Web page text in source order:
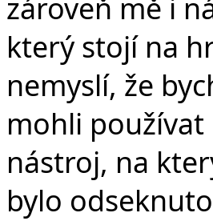
zároveň mě i
který stojí na
nemyslí, že
mohli používat
nástroj, na
bylo